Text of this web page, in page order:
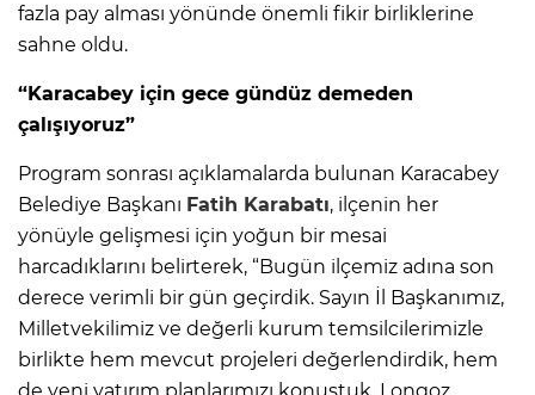
fazla pay alması yönünde önemli fikir birliklerine
sahne oldu.
“Karacabey için gece gündüz demeden
çalışıyoruz”
Program sonrası açıklamalarda bulunan Karacabey
Belediye Başkanı Fatih Karabatı, ilçenin her
yönüyle gelişmesi için yoğun bir mesai
harcadıklarını belirterek, “Bugün ilçemiz adına son
derece verimli bir gün geçirdik. Sayın İl Başkanımız,
Milletvekilimiz ve değerli kurum temsilcilerimizle
birlikte hem mevcut projeleri değerlendirdik, hem